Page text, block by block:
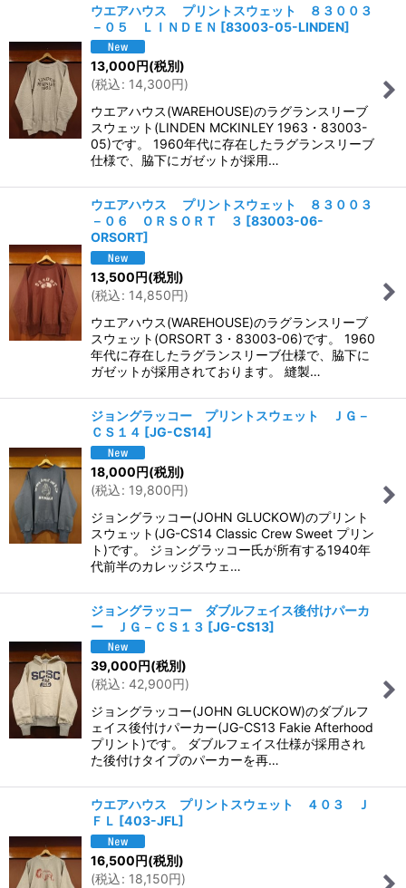
ウエアハウス プリントスウェット ８３００３
－０５ ＬＩＮＤＥＮ [83003-05-LINDEN]
13,000円(税別)
(税込: 14,300円)
ウエアハウス(WAREHOUSE)のラグランスリーブ
スウェット(LINDEN MCKINLEY 1963・83003-
05)です。 1960年代に存在したラグランスリーブ
仕様で、脇下にガゼットが採用…
ウエアハウス プリントスウェット ８３００３
－０６ ＯＲＳＯＲＴ ３ [83003-06-
ORSORT]
13,500円(税別)
(税込: 14,850円)
ウエアハウス(WAREHOUSE)のラグランスリーブ
スウェット(ORSORT 3・83003-06)です。 1960
年代に存在したラグランスリーブ仕様で、脇下に
ガゼットが採用されております。 縫製…
ジョングラッコー プリントスウェット ＪＧ－
ＣＳ１４ [JG-CS14]
18,000円(税別)
(税込: 19,800円)
ジョングラッコー(JOHN GLUCKOW)のプリント
スウェット(JG-CS14 Classic Crew Sweet プリン
ト)です。 ジョングラッコー氏が所有する1940年
代前半のカレッジスウェ…
ジョングラッコー ダブルフェイス後付けパーカ
ー ＪＧ－ＣＳ１３ [JG-CS13]
39,000円(税別)
(税込: 42,900円)
ジョングラッコー(JOHN GLUCKOW)のダブルフ
ェイス後付けパーカー(JG-CS13 Fakie Afterhood
プリント)です。 ダブルフェイス仕様が採用され
た後付けタイプのパーカーを再…
ウエアハウス プリントスウェット ４０３ Ｊ
ＦＬ [403-JFL]
16,500円(税別)
(税込: 18,150円)